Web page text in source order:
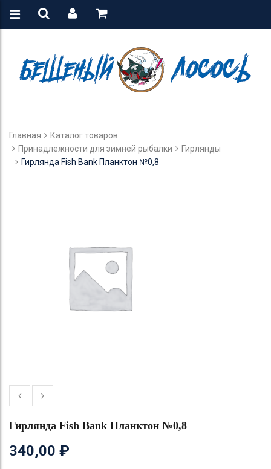
Главная
Каталог товаров
Принадлежности для зимней рыбалки
Гирлянды
Гирлянда Fish Bank Планктон №0,8
Гирлянда Fish Bank Планктон №0,8
340,00 ₽